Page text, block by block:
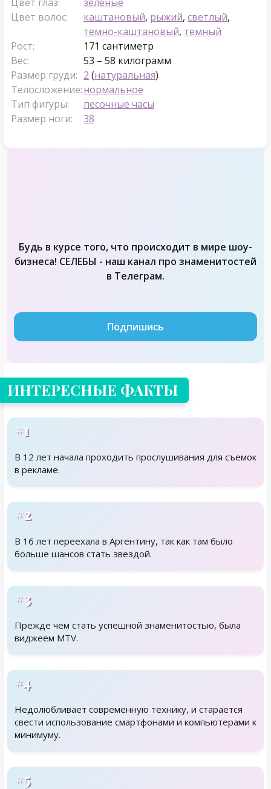
Цвет волос:
каштановый, рыжий, светлый,
темно-каштановый, темный
Рост:
171 сантиметр
Вес:
53 – 58 килограмм
Размер груди: 2 (натуральная)
Телосложение:нормальное
Тип фигуры:
песочные часы
Размер ноги:
38
Будь в курсе того, что происходит в мире шоу-
бизнеса! СЕЛЕБЫ - наш канал про знаменитостей
в Телеграм.
Подпишись
ИНТЕРЕСНЫЕ ФАКТЫ
#1
В 12 лет начала проходить прослушивания для съемок
в рекламе.
#2
В 16 лет переехала в Аргентину, так как там было
больше шансов стать звездой.
#3
Прежде чем стать успешной знаменитостью, была
виджеем MTV.
#4
Недолюбливает современную технику, и старается
свести использование смартфонами и компьютерами к
минимуму.
#5